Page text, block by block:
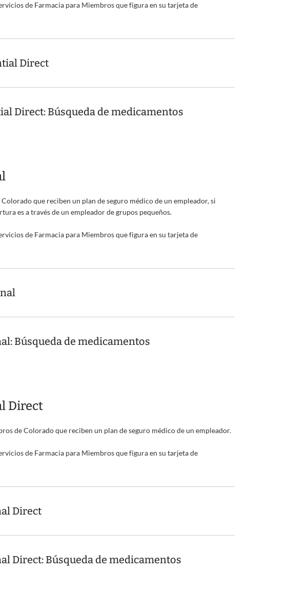
de Farmacia para Miembros que figura en su tarjeta de
Direct
Direct: Búsqueda de medicamentos
que reciben un plan de seguro médico de un empleador, si
es a través de un empleador de grupos pequeños.
de Farmacia para Miembros que figura en su tarjeta de
Búsqueda de medicamentos
Direct
de Colorado que reciben un plan de seguro médico de un empleador.
de Farmacia para Miembros que figura en su tarjeta de
Direct
Direct: Búsqueda de medicamentos